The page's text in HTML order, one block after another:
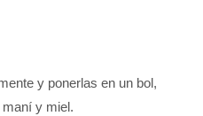
y ponerlas en un bol,
y miel.